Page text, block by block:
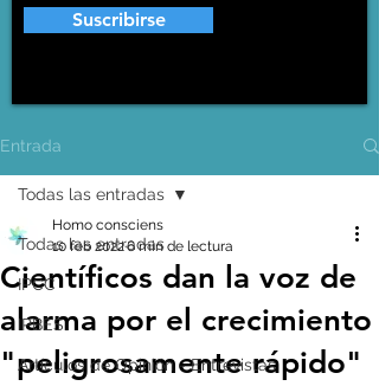
Suscribirse
Entrada
Todas las entradas
IPCC
IPBES
Artículos de Opinión - Entrevistas
Todas las entradas
Científicos dan la voz de
alarma por el crecimiento
"peligrosamente rápido"
Homo consciens
10 feb 20226 min de lectura